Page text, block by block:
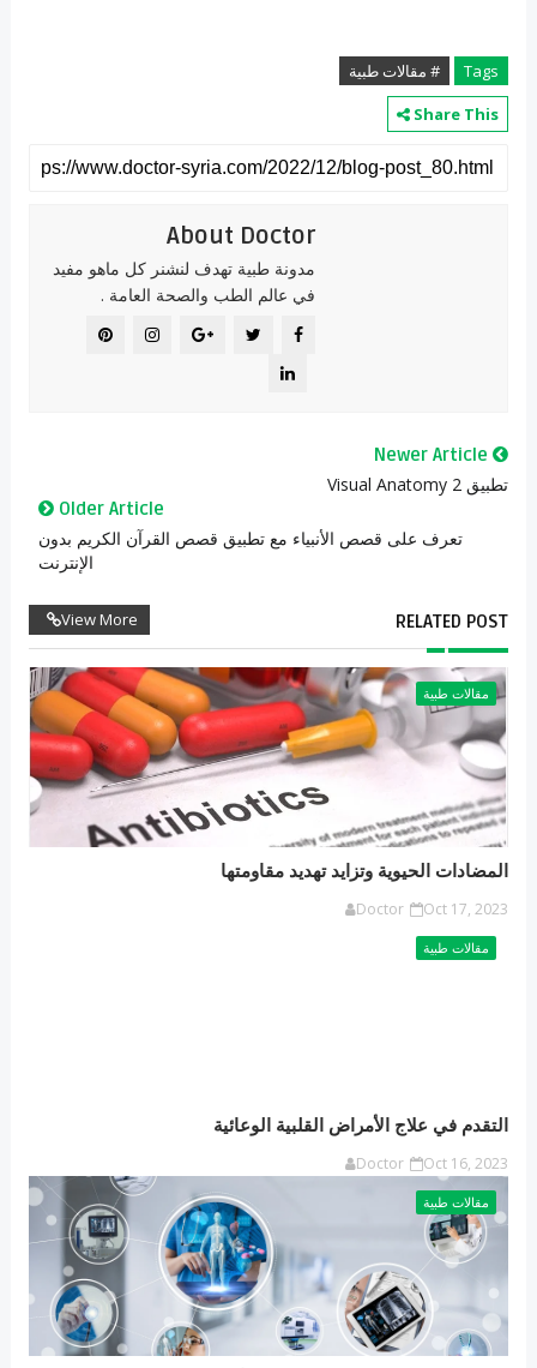
Tags
# مقالات طبية
Share This
About Doctor
مدونة طبية تهدف لنشنر كل ماهو مفيد
في عالم الطب والصحة العامة .
Newer Article
تطبيق Visual Anatomy 2
Older Article
تعرف على قصص الأنبياء مع تطبيق قصص القرآن الكريم بدون
الإنترنت
RELATED POST
View More
مقالات طبية
المضادات الحيوية وتزايد تهديد مقاومتها
Doctor Oct 17, 2023
مقالات طبية
التقدم في علاج الأمراض القلبية الوعائية
Doctor Oct 16, 2023
مقالات طبية